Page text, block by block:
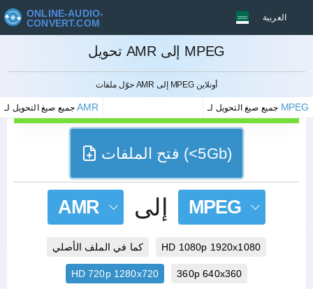
ONLINE-AUDIO-
CONVERT.COM
العربية
تحويل AMR إلى MPEG
حوّل ملفات AMR إلى MPEG أونلاين
جميع صيغ التحويل لـAMR MPEG
إلغاء
فتح الملفات (<5Gb)
AMR إلى MPEG
كما في الملف الأصلي HD 1080p 1920x1080
HD 720p 1280x720 360p 640x360